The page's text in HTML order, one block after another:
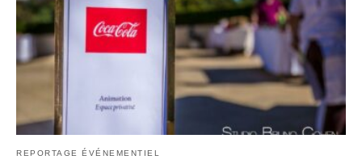
REPORTAGE ÉVÉNEMENTIEL